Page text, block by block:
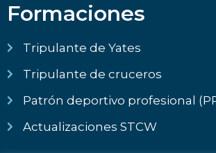
Formaciones
Tripulante de Yates
Tripulante de cruceros
Patrón deportivo profesional
Actualizaciones STCW